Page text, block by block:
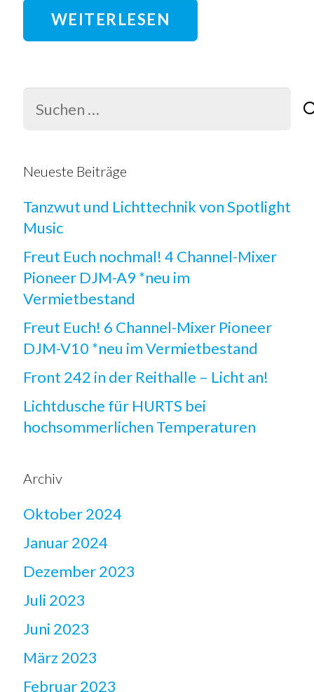
WEITERLESEN
Suchen
nach:
Neueste Beiträge
Tanzwut und Lichttechnik von Spotlight
Music
Freut Euch nochmal! 4 Channel-Mixer
Pioneer DJM-A9 *neu im
Vermietbestand
Freut Euch! 6 Channel-Mixer Pioneer
DJM-V10 *neu im Vermietbestand
Front 242 in der Reithalle – Licht an!
Lichtdusche für HURTS bei
hochsommerlichen Temperaturen
Archiv
Oktober 2024
Januar 2024
Dezember 2023
Juli 2023
Juni 2023
März 2023
Februar 2023